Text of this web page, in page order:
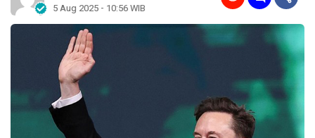
5 Aug 2025 - 10:56 WIB